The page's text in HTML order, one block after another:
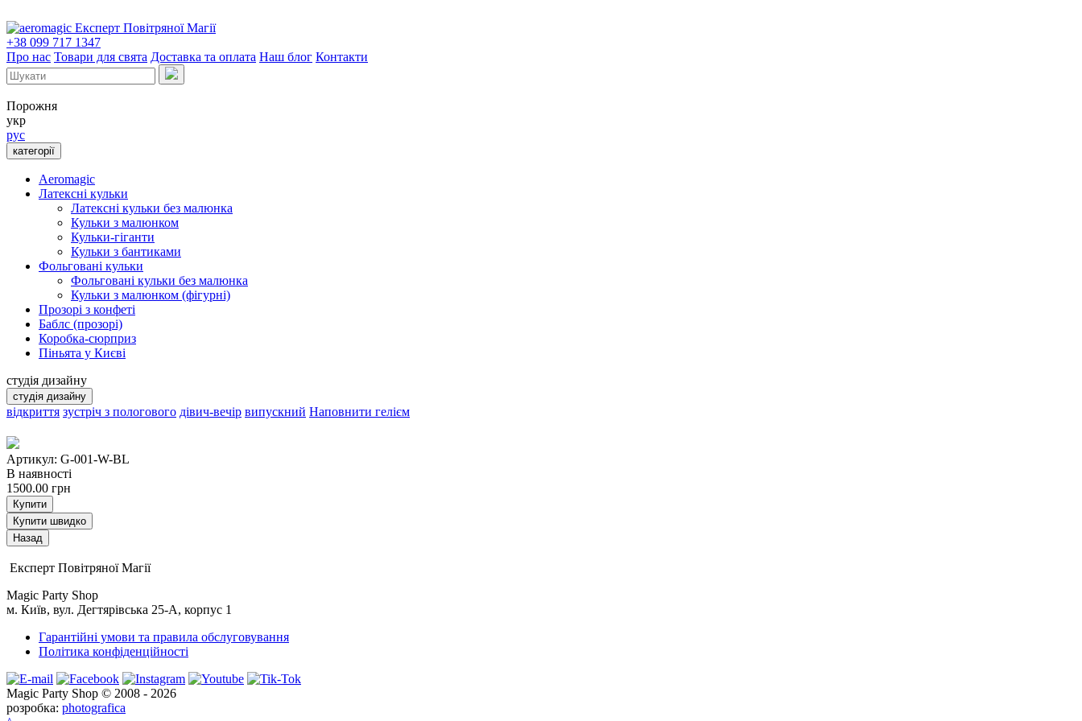
Експерт Повітряної Магії
+38 099 717 1347
Про нас Товари для свята Доставка та оплата Наш блог Контакти
Порожня
укр
рус
категорії
Aeromagic
Латексні кульки
Латексні кульки без малюнка
Кульки з малюнком
Кульки-гіганти
Кульки з бантиками
Фольговані кульки
Фольговані кульки без малюнка
Кульки з малюнком (фігурні)
Прозорі з конфеті
Баблс (прозорі)
Коробка-сюрприз
Піньята у Києві
студія дизайну
студія дизайну
відкриття зустріч з пологового дівич-вечір випускний Наповнити гелієм
Артикул: G-001-W-BL
В наявності
1500.00 грн
Купити
Купити швидко
Експерт Повітряної Магії
Magic Party Shop
м. Київ, вул. Дегтярівська 25-А, корпус 1
Гарантійні умови та правила обслуговування
Політика конфіденційності
Magic Party Shop © 2008 - 2026
розробка: photografica